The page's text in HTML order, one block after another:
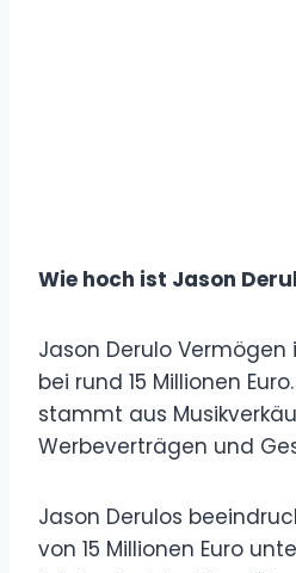
Wie hoch ist Jason
Jason Derulo
bei rund 15 Millionen
stammt aus
Werbeverträgen und
Jason Derulos
von 15 Millionen Euro